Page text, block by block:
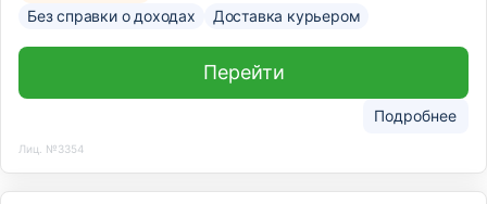
Без справки о доходах
Доставка курьером
Подробнее
Перейти
Лиц. №3354